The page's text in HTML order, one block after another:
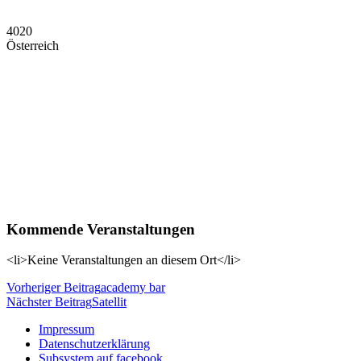
4020
Österreich
Kommende Veranstaltungen
<li>Keine Veranstaltungen an diesem Ort</li>
Beitragsnavigation
Vorheriger Beitragacademy bar
Nächster BeitragSatellit
Impressum
Datenschutzerklärung